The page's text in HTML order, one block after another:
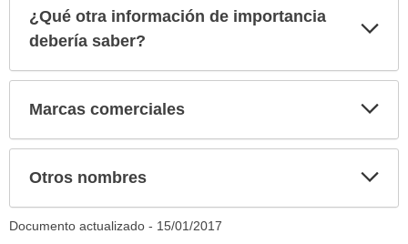
¿Qué otra información de importancia
debería saber?
Marcas comerciales
Otros nombres
Documento actualizado - 15/01/2017